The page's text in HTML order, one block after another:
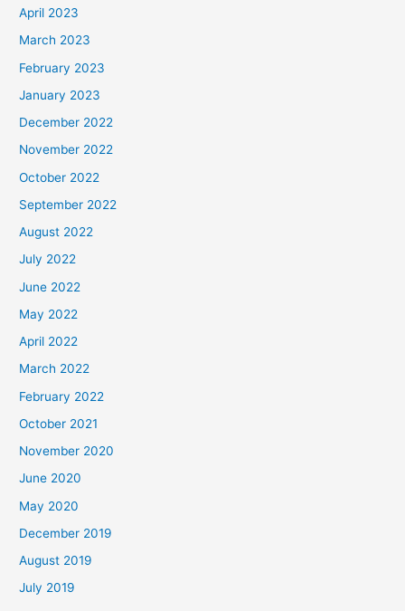
April 2023
March 2023
February 2023
January 2023
December 2022
November 2022
October 2022
September 2022
August 2022
July 2022
June 2022
May 2022
April 2022
March 2022
February 2022
October 2021
November 2020
June 2020
May 2020
December 2019
August 2019
July 2019